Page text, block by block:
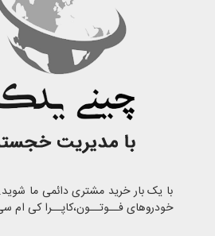
خودروهای فــوتــون،کاپــرا کی ام